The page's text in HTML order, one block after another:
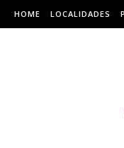
Skip to content
HOME LOCALIDADES